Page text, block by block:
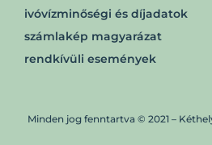
ivóvízminőségi és díjadatok
számlakép magyarázat
rendkívüli események
Minden jog fenntartva © 2021 –